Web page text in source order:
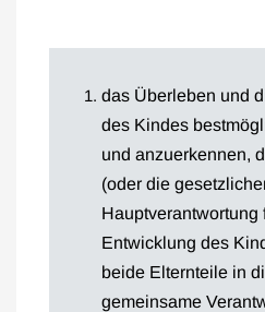
das Überleben und
des Kindes
und anzuerkennen,
(oder die
Hauptverantwortung
Entwicklung des
beide Elternteile in
gemeinsame